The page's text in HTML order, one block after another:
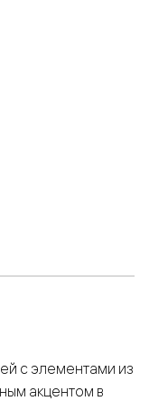
с элементами из
акцентом в